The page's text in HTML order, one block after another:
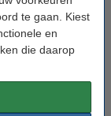
te gaan. Kiest
en
die daarop
u hiermee
met